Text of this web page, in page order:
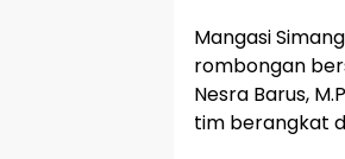
Mangasi
rombongan
Nesra Barus,
tim berangkat